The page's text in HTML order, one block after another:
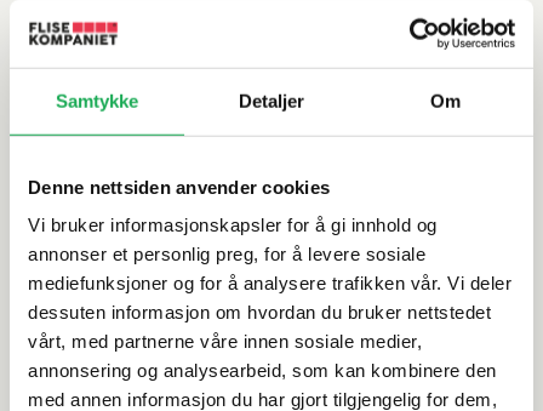
Samtykke Detaljer Om
Denne nettsiden anvender cookies
Vi bruker informasjonskapsler for å gi innhold og
annonser et personlig preg, for å levere sosiale
mediefunksjoner og for å analysere trafikken vår. Vi deler
dessuten informasjon om hvordan du bruker nettstedet
vårt, med partnerne våre innen sosiale medier,
annonsering og analysearbeid, som kan kombinere den
med annen informasjon du har gjort tilgjengelig for dem,
Rengjøring og vedlikehold
Leveringsinformasjon